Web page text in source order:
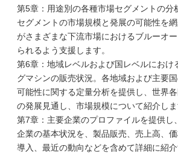
第5章：用途別の各種市場セグメントの分
セグメントの市場規模と発展の可能性を
がさまざまな下流市場におけるブルーオ
られるよう支援します。
第6章：地域レベルおよび国レベルにおけ
グマシンの販売状況。各地域および主要
可能性に関する定量分析を提供し、世界
の発展見通し、市場規模について紹介しま
第7章：主要企業のプロファイルを提供し
企業の基本状況を、製品販売、売上高、
導入、最近の動向などを含めて詳細に紹介